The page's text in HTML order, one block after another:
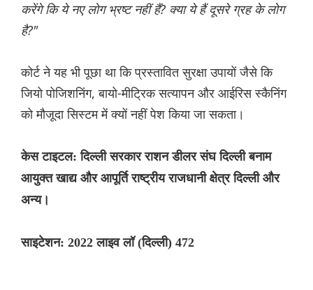
करेंगे कि ये नए लोग भ्रष्ट नहीं हैं? क्या ये हैं दूसरे ग्रह के लोग
है?"
कोर्ट ने यह भी पूछा था कि प्रस्तावित सुरक्षा उपायों जैसे कि
जियो पोजिशनिंग, बायो-मीट्रिक सत्यापन और आईरिस स्कैनिंग
को मौजूदा सिस्टम में क्यों नहीं पेश किया जा सकता।
केस टाइटल: दिल्ली सरकार राशन डीलर संघ दिल्ली बनाम
आयुक्त खाद्य और आपूर्ति राष्ट्रीय राजधानी क्षेत्र दिल्ली और
अन्य।
साइटेशन: 2022 लाइव लॉ (दिल्ली) 472